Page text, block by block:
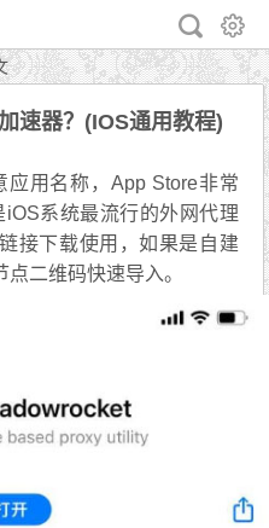
速器？(IOS通用教程)
应用名称，App Store非常
iOS系统最流行的外网代理
接下载使用，如果是自建
二维码快速导入。